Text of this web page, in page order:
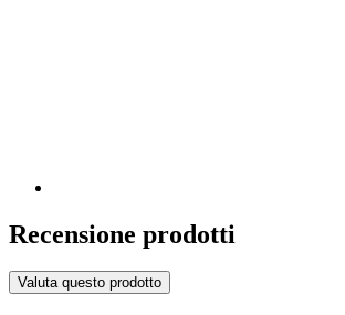
Recensione prodotti
Valuta questo prodotto